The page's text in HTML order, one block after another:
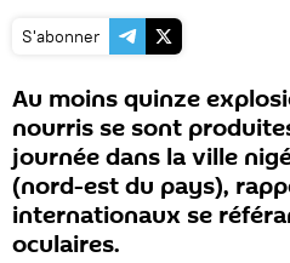
S'abonner
Au moins quinze
nourris se sont
journée dans la ville
(nord-est du pays),
internationaux se
oculaires.